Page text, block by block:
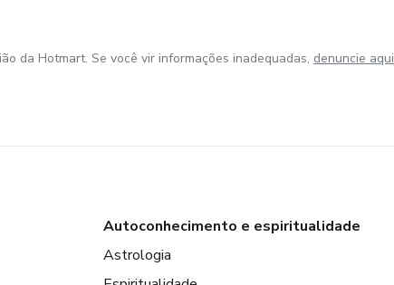
da Hotmart. Se você vir informações inadequadas, denuncie aqui
Autoconhecimento e espiritualidade
Astrologia